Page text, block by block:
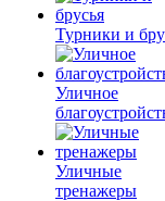
Турники и
Уличное
Уличные
тренажеры